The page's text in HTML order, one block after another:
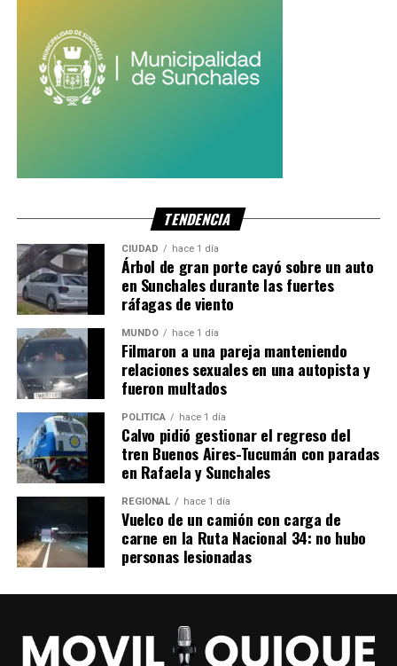
TENDENCIA
CIUDAD hace 1 día
Árbol de gran porte cayó sobre un auto
en Sunchales durante las fuertes
ráfagas de viento
MUNDO hace 1 día
Filmaron a una pareja manteniendo
relaciones sexuales en una autopista y
fueron multados
POLITICA hace 1 día
Calvo pidió gestionar el regreso del
tren Buenos Aires-Tucumán con paradas
en Rafaela y Sunchales
REGIONAL hace 1 día
Vuelco de un camión con carga de
carne en la Ruta Nacional 34: no hubo
personas lesionadas